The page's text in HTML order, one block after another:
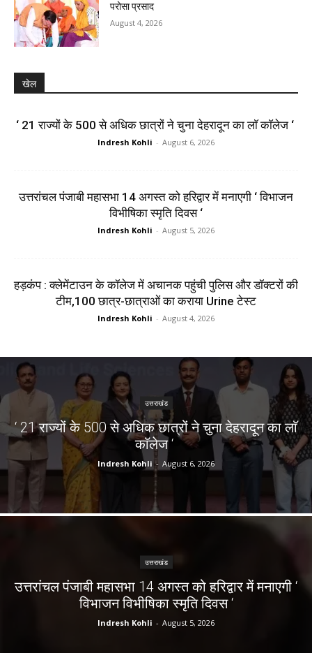
परोसा प्रसाद
August 4, 2026
खेल
‘ 21 राज्यों के 500 से अधिक छात्रों ने चुना देहरादून का लाॅ काॅलेज ‘
Indresh Kohli - August 6, 2026
उत्तरांचल पंजाबी महासभा 14 अगस्त को हरिद्वार में मनाएगी ‘ विभाजन
विभीषिका स्मृति दिवस ‘
Indresh Kohli - August 5, 2026
हड़कंप : क्लेमेंटाउन के कॉलेज में अचानक पहुंची पुलिस और डॉक्टरों की
टीम,100 छात्र-छात्राओं का कराया Urine टेस्ट
Indresh Kohli - August 4, 2026
उत्तराखंड
‘ 21 राज्यों के 500 से अधिक छात्रों ने चुना देहरादून का लाॅ
काॅलेज ‘
Indresh Kohli - August 6, 2026
उत्तराखंड
उत्तरांचल पंजाबी महासभा 14 अगस्त को हरिद्वार में मनाएगी ‘
विभाजन विभीषिका स्मृति दिवस ‘
Indresh Kohli - August 5, 2026